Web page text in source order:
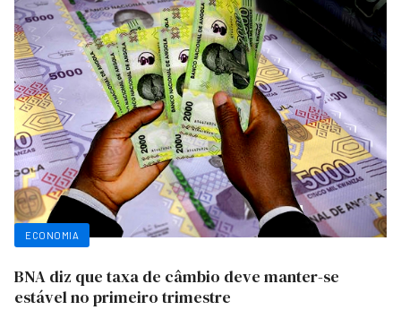
ECONOMIA
BNA diz que taxa de câmbio deve manter-se
estável no primeiro trimestre